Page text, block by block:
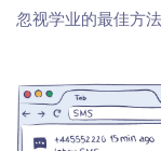
忽视学业的最佳方法